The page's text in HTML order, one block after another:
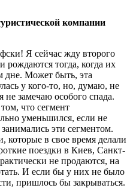
компании
Я сейчас жду второго
рождаются тогда, когда их
дне. Может быть, эта
у кого-то, но, думаю, не
замечаю особого спада.
что сегмент
уменьшился, если не
эти сегментом.
которые в свое время делали
поездки в Киев, Санкт-
не продаются, на
И если бы у них не было
пришлось бы закрываться.